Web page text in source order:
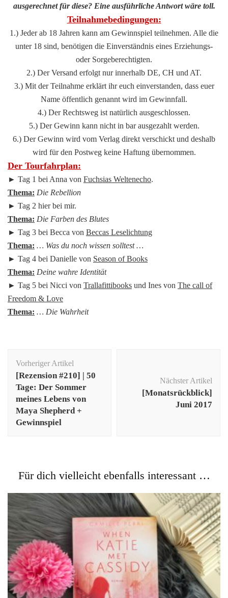
ausgerechnet für diese? Eine ausführliche Antwort wäre toll.
Teilnahmebedingungen:
1.) Jeder ab 18 Jahren kann am Gewinnspiel teilnehmen. Alle die
unter 18 sind, benötigen die Einverständnis eines Erziehungs-
oder Sorgeberechtigten.
2.) Der Versand erfolgt nur innerhalb DE, CH und AT.
3.) Mit der Teilnahme erklärt ihr euch einverstanden, dass euer
Name öffentlich genannt wird im Gewinnfall.
4.) Der Rechtsweg ist natürlich ausgeschlossen.
5.) Der Gewinn kann nicht in bar ausgezahlt werden.
6.) Der Gewinn wird vom Verlag direkt verschickt und deshalb
wird für den Postweg keine Haftung übernommen.
Der Tourfahrplan:
► Tag 1 bei Anna von Fuchsias Weltenecho.
Thema: Die Rebellion
► Tag 2 hier bei mir.
Thema: Die Farben des Blutes
► Tag 3 bei Becca von Beccas Leselichtung
Thema: … Was du noch wissen solltest …
► Tag 4 bei Danielle von Season of Books
Thema: Deine wahre Identität
► Tag 5 bei Nicci von Trallafittibooks und Ines von The call of
Freedom & Love
Thema: … Die Wahrheit
Vorheriger Artikel
[Rezension #210] | 50
Tage: Der Sommer
meines Lebens von
Maya Shepherd +
Gewinnspiel
Nächster Artikel
[Monatsrückblick]
Juni 2017
Für dich vielleicht ebenfalls interessant …